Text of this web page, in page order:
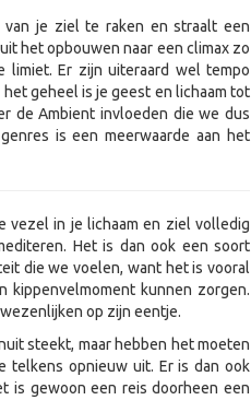
je ziel te raken en straalt een
het opbouwen naar een climax zo
limiet. Er zijn uiteraard wel tempo
geheel is je geest en lichaam tot
de Ambient invloeden die we dus
is een meerwaarde aan het
vezel in je lichaam en ziel volledig
Het is dan ook een soort
die we voelen, want het is vooral
kippenvelmoment kunnen zorgen.
op zijn eentje.
steekt, maar hebben het moeten
telkens opnieuw uit. Er is dan ook
is gewoon een reis doorheen een